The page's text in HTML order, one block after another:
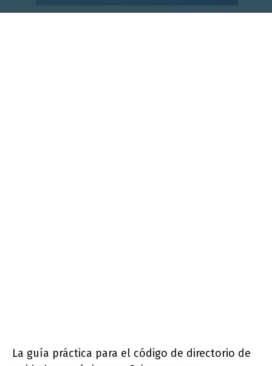
La guía práctica para el código de directorio de